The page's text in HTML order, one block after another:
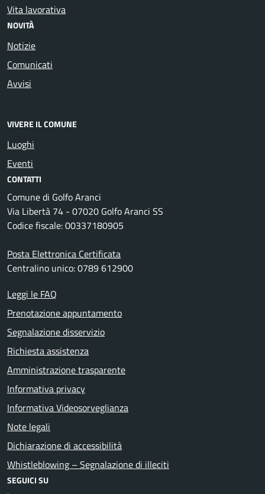
Vita lavorativa
NOVITÀ
Notizie
Comunicati
Avvisi
VIVERE IL COMUNE
Luoghi
Eventi
CONTATTI
Comune di Golfo Aranci
Via Libertà 74 - 07020 Golfo Aranci SS
Codice fiscale: 00337180905
Posta Elettronica Certificata
Centralino unico: 0789 612900
Leggi le FAQ
Prenotazione appuntamento
Segnalazione disservizio
Richiesta assistenza
Amministrazione trasparente
Informativa privacy
Informativa Videosorveglianza
Note legali
Dichiarazione di accessibilità
Whistleblowing – Segnalazione di illeciti
SEGUICI SU